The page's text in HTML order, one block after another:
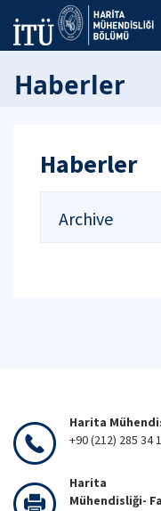
Haberler
Haberler
Archive
Harita
+90 (212) 285 34
Harita
Mühendisliği-